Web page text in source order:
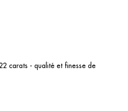
carats - qualité et finesse de